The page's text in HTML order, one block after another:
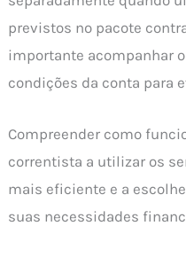
previstos no pacote
importante acompanhar
condições da conta para
Compreender como
correntista a utilizar os
mais eficiente e a
suas necessidades